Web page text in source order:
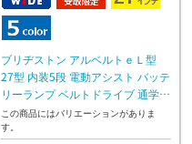
ブリヂストン アルベルトｅＬ型
27型 内装5段 電動アシスト バッテ
リーランプ ベルトドライブ 通学
通勤
この商品にはバリエーションがありま
す。